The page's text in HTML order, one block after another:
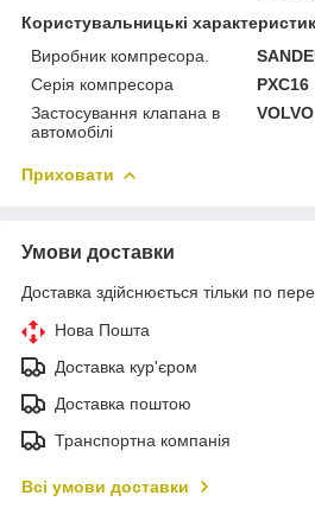
Користувальницькі
Виробник компресора.
Серія компресора
PXC16
Застосування клапана в
автомобілі
VOLVO
Приховати
Умови доставки
Доставка здійснюється тільки по
Нова Пошта
Доставка кур'єром
Доставка поштою
Транспортна компанія
Всі умови доставки